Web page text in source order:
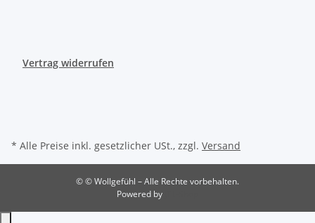
Vertrag widerrufen
* Alle Preise inkl. gesetzlicher USt., zzgl. Versand
© © Wollgefühl – Alle Rechte vorbehalten.
Powered by